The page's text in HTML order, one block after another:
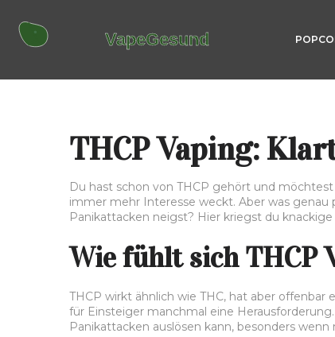
THCP Vaping:
Du hast schon von THCP gehört und
immer mehr Interesse weckt. Aber was
Panikattacken neigst? Hier kriegst du
Wie fühlt sich THCP
THCP wirkt ähnlich wie THC, hat aber
für Einsteiger manchmal eine
Panikattacken auslösen kann, besonders